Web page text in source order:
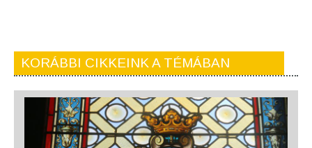
KORÁBBI CIKKEINK A TÉMÁBAN